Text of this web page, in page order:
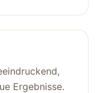
Ergebnisse.